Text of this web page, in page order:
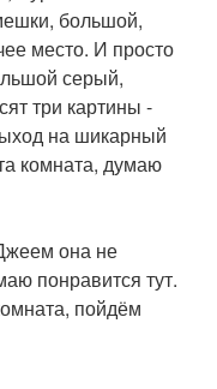
большой,
место. И просто
серый,
три картины -
на шикарный
комната, думаю
она не
понравится тут.
пойдём